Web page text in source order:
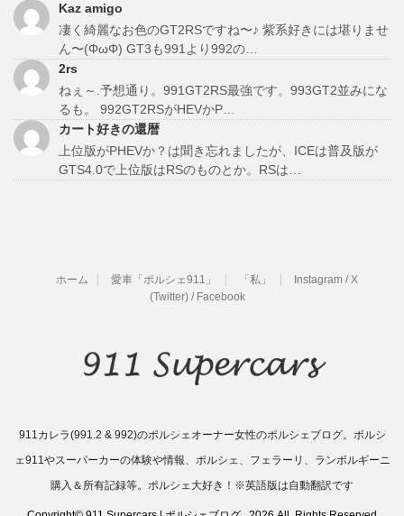
Kaz amigo
凄く綺麗なお色のGT2RSですね〜♪ 紫系好きには堪りませ
ん〜(ΦωΦ) GT3も991より992の…
2rs
ねぇ～.予想通り。991GT2RS最強です。993GT2並みにな
るも。 992GT2RSがHEVかP…
カート好きの還暦
上位版がPHEVか？は聞き忘れましたが、ICEは普及版が
GTS4.0で上位版はRSのものとか。RSは…
ホーム 愛車「ポルシェ911」 「私」
Instagram / X
(Twitter) / Facebook
911カレラ(991.2 & 992)のポルシェオーナー女性のポルシェブログ。ポルシ
ェ911やスーパーカーの体験や情報、ポルシェ、フェラーリ、ランボルギーニ
購入＆所有記録等。ポルシェ大好き！※英語版は自動翻訳です